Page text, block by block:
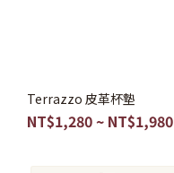
Terrazzo 皮革杯墊
NT$1,280 ~ NT$1,980